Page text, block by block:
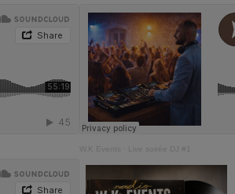
W.K Events Live soirée DJ #1